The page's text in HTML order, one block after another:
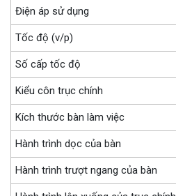
Điện áp sử dụng
Tốc độ (v/p)
Số cấp tốc độ
Kiểu côn trục chính
Kích thước bàn làm việc
Hành trình dọc của bàn
Hành trình trượt ngang của bàn